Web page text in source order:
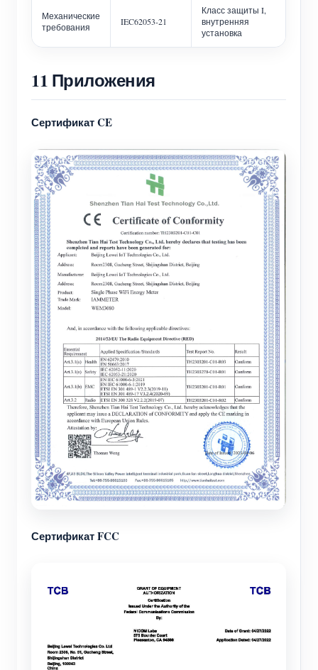
Механические
требования
IEC62053-21
Класс защиты I,
внутренняя
установка
11 Приложения
Сертификат CE
Сертификат FCC